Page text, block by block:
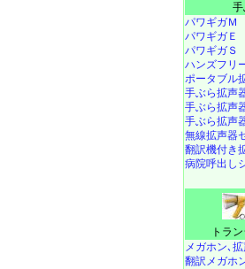
パワギガＭ
パワギガＥ
パワギガＳ
ハンズフリ
ポータブル
手ぶら拡声
手ぶら拡声
手ぶら拡声
無線拡声器
翻訳機付き
病院呼出し
トラ
メガホン､
翻訳メガホ